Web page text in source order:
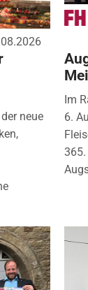
neue
Im
6.
365.